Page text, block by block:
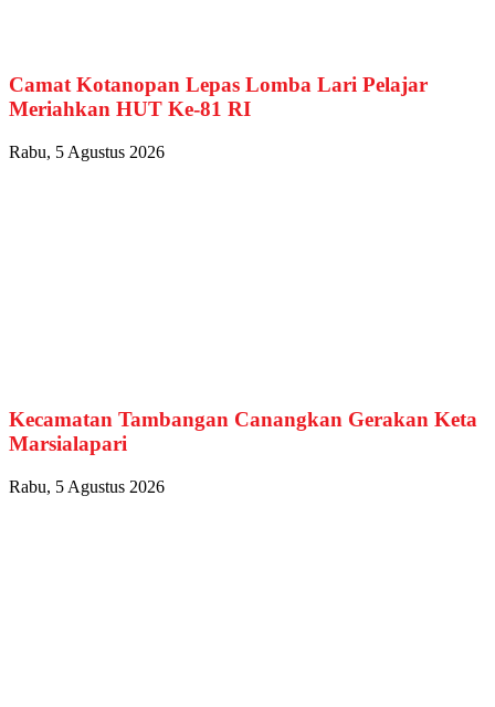
Camat Kotanopan Lepas Lomba Lari Pelajar
Meriahkan HUT Ke-81 RI
Rabu, 5 Agustus 2026
Kecamatan Tambangan Canangkan Gerakan Keta
Marsialapari
Rabu, 5 Agustus 2026